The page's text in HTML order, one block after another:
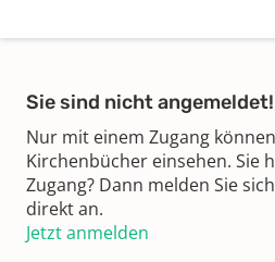
Sie sind nicht angemeldet!
Nur mit einem Zugang
Kirchenbücher einsehen. Sie
Zugang? Dann melden Sie
direkt an.
Jetzt anmelden